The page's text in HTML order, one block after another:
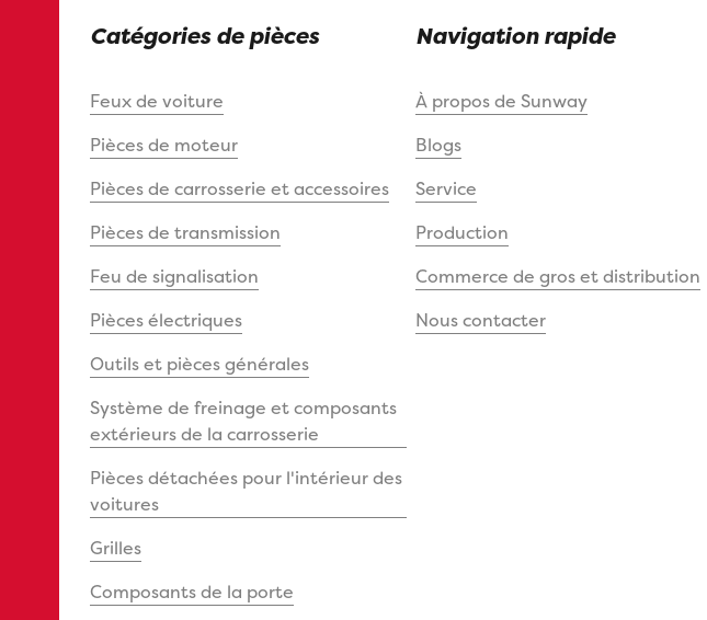
Catégories de pièces
Feux de voiture
Pièces de moteur
Pièces de carrosserie et accessoires
Pièces de transmission
Feu de signalisation
Pièces électriques
Outils et pièces générales
Système de freinage et composants
extérieurs de la carrosserie
Pièces détachées pour l'intérieur des
voitures
Grilles
Composants de la porte
Navigation rapide
À propos de Sunway
Blogs
Service
Production
Commerce de gros et distribution
Nous contacter